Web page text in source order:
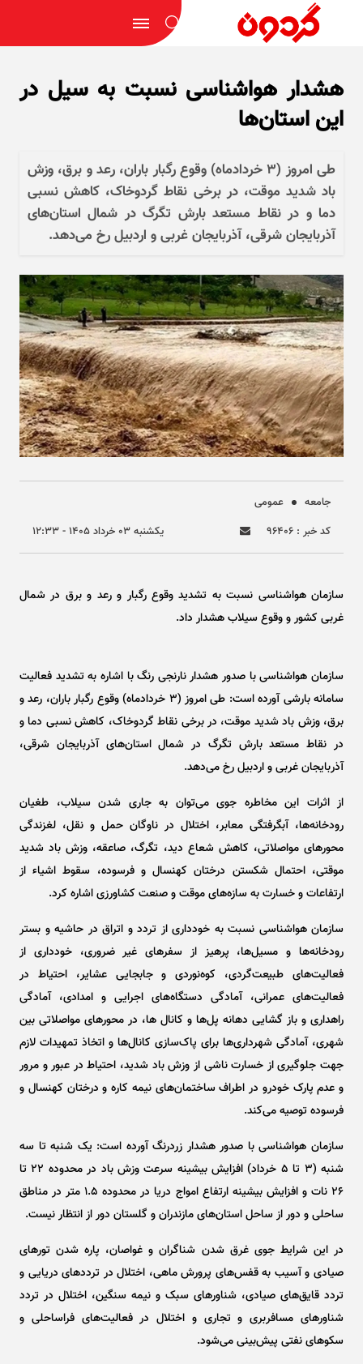
هشدار هواشناسی نسبت به سیل در
این استان‌ها
طی امروز (۳ خردادماه) وقوع رگبار باران، رعد و برق، وزش
باد شدید موقت، در برخی نقاط گردوخاک، کاهش نسبی
دما و در نقاط مستعد بارش تگرگ در شمال استان‌های
آذربایجان شرقی، آذربایجان غربی و اردبیل رخ می‌دهد.
جامعه
عمومی
کد خبر : ۹۶۴۰۶
يکشنبه ۰۳ خرداد ۱۴۰۵ - ۱۲:۳۳
سازمان هواشناسی نسبت به تشدید وقوع رگبار و رعد و برق در شمال
غربی کشور و وقوع سیلاب هشدار داد.
سازمان هواشناسی با صدور هشدار نارنجی رنگ با اشاره به تشدید فعالیت
سامانه بارشی آورده است: طی امروز (۳ خردادماه) وقوع رگبار باران، رعد و
برق، وزش باد شدید موقت، در برخی نقاط گردوخاک، کاهش نسبی دما و
در نقاط مستعد بارش تگرگ در شمال استان‌های آذربایجان شرقی،
آذربایجان غربی و اردبیل رخ می‌دهد.
از اثرات این مخاطره جوی می‌توان به جاری شدن سیلاب، طغیان
رودخانه‌ها، آبگرفتگی معابر، اختلال در ناوگان حمل و نقل، لغزندگی
محور‌های مواصلاتی، کاهش شعاع دید، تگرگ، صاعقه، وزش باد شدید
موقتی، احتمال شکستن درختان کهنسال و فرسوده، سقوط اشیاء از
ارتفاعات و خسارت به سازه‌های موقت و صنعت کشاورزی اشاره کرد.
سازمان هواشناسی نسبت به خودداری از تردد و اتراق در حاشیه و بستر
رودخانه‌ها و مسیل‌ها، پرهیز از سفر‌های غیر ضروری، خودداری از
فعالیت‌های طبیعت‌گردی، کوه‌نوردی و جابجایی عشایر، احتیاط در
فعالیت‌های عمرانی، آمادگی دستگاه‌های اجرایی و امدادی، آمادگی
راهداری و باز گشایی دهانه پل‌ها و کانال ها، در محور‌های مواصلاتی بین
شهری، آمادگی شهرداری‌ها برای پاک‌سازی کانال‌ها و اتخاذ تمهیدات لازم
جهت جلوگیری از خسارت ناشی از وزش باد شدید، احتیاط در عبور و مرور
و عدم پارک خودرو در اطراف ساختمان‌های نیمه کاره و درختان کهنسال و
فرسوده توصیه می‌کند.
سازمان هواشناسی با صدور هشدار زردرنگ آورده است: یک شنبه تا سه
شنبه (۳ تا ۵ خرداد) افزایش بیشینه سرعت وزش باد در محدوده ۲۲ تا
۲۶ نات و افزایش بیشینه ارتفاع امواج دریا در محدوده ۱.۵ متر در مناطق
ساحلی و دور از ساحل استان‌های مازندران و گلستان دور از انتظار نیست.
در این شرایط جوی غرق شدن شناگران و غواصان، پاره شدن تور‌های
صیادی و آسیب به قفس‌های پرورش ماهی، اختلال در تردد‌های دریایی و
تردد قایق‌های صیادی، شناور‌های سبک و نیمه سنگین، اختلال در تردد
شناور‌های مسافربری و تجاری و اختلال در فعالیت‌های فراساحلی و
سکو‌های نفتی پیش‌بینی می‌شود.